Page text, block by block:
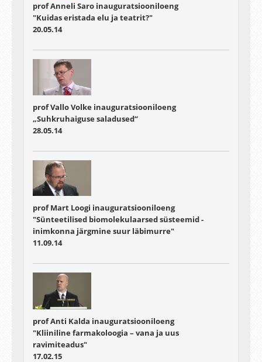
prof Anneli Saro inauguratsiooniloeng
"Kuidas eristada elu ja teatrit?"
20.05.14
prof Vallo Volke inauguratsiooniloeng
„Suhkruhaiguse saladused“
28.05.14
prof Mart Loogi inauguratsiooniloeng
"Sünteetilised biomolekulaarsed süsteemid -
inimkonna järgmine suur läbimurre"
11.09.14
prof Anti Kalda inauguratsiooniloeng
"Kliiniline farmakoloogia – vana ja uus
ravimiteadus"
17.02.15